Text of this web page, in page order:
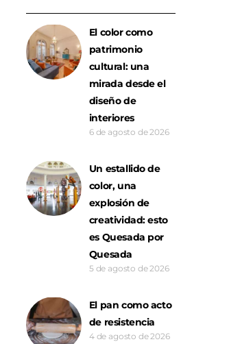
El color como
patrimonio
cultural: una
mirada desde el
diseño de
interiores
6 de agosto de 2026
Un estallido de
color, una
explosión de
creatividad: esto
es Quesada por
Quesada
5 de agosto de 2026
El pan como acto
de resistencia
4 de agosto de 2026